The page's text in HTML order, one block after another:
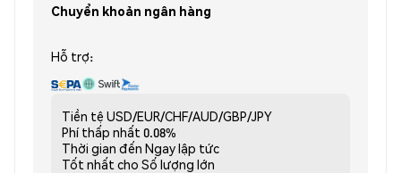
Chuyển khoản ngân hàng
Hỗ trợ:
Tiền tệ USD/EUR/CHF/AUD/GBP/JPY
Phí thấp nhất 0.08%
Thời gian đến Ngay lập tức
Tốt nhất cho Số lượng lớn